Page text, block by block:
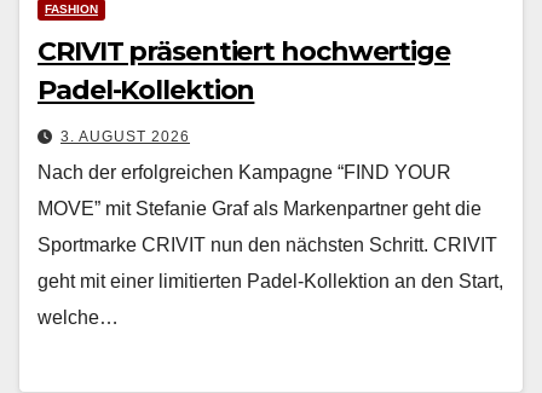
FASHION
CRIVIT präsentiert hochwertige
Padel-Kollektion
3. AUGUST 2026
Nach der erfol­gre­ichen Kam­pagne “FIND YOUR
MOVE” mit Ste­fanie Graf als Marken­part­ner geht die
Sport­marke CRIVIT nun den näch­sten Schritt. CRIVIT
geht mit ein­er lim­i­tierten Padel-Kollek­tion an den Start,
welche…